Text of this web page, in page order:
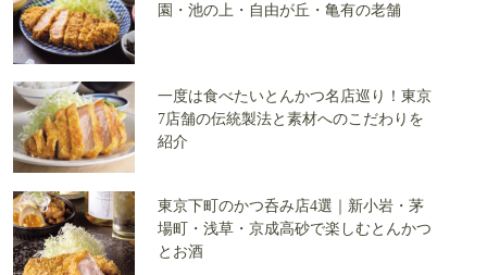
園・池の上・自由が丘・亀有の老舗
一度は食べたいとんかつ名店巡り！東京
7店舗の伝統製法と素材へのこだわりを
紹介
東京下町のかつ呑み店4選｜新小岩・茅
場町・浅草・京成高砂で楽しむとんかつ
とお酒